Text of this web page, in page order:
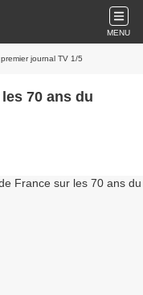
MENU
journal TV 1/5
70 ans du